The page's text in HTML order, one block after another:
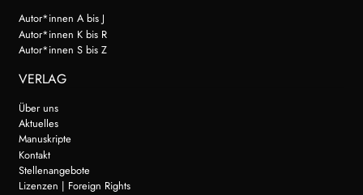
Autor*innen A bis J
Autor*innen K bis R
Autor*innen S bis Z
VERLAG
Über uns
Aktuelles
Manuskripte
Kontakt
Stellenangebote
Lizenzen | Foreign Rights